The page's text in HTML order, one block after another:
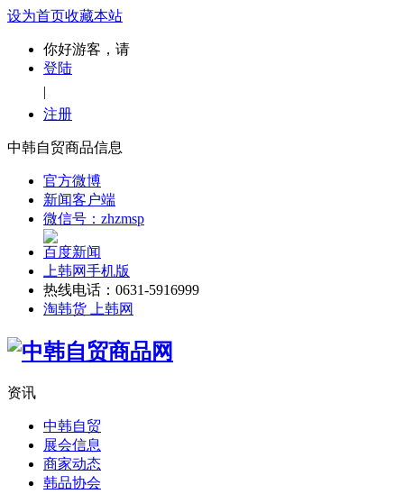
设为首页收藏本站
你好游客，请
登陆
|
注册
中韩自贸商品信息
官方微博
新闻客户端
微信号：zhzmsp
百度新闻
上韩网手机版
热线电话：0631-5916999
淘韩货 上韩网
资讯
中韩自贸
展会信息
商家动态
韩品协会